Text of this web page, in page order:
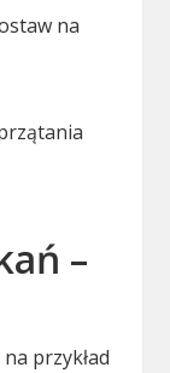
na
–
przykład